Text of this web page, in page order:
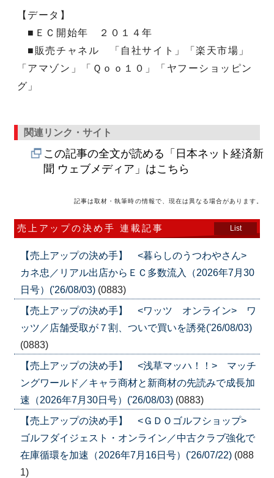
【データ】
■ＥＣ開始年 ２０１４年
■販売チャネル 「自社サイト」「楽天市場」
「アマゾン」「Ｑｏｏ１０」「ヤフーショッピン
グ」
関連リンク・サイト
この記事の全文が読める「日本ネット経済新
聞 ウェブメディア」はこちら
記事は取材・執筆時の情報で、現在は異なる場合があります。
売上アップの決め手 連載記事 List
【売上アップの決め手】 <暮らしのうつわやさん>
カネ忠／リアル出店からＥＣ多数流入（2026年7月30
日号）('26/08/03) (0883)
【売上アップの決め手】 <ワッツ オンライン> ワ
ッツ／店舗受取が７割、ついで買いを誘発('26/08/03)
(0883)
【売上アップの決め手】 <浅草マッハ！！> マッチ
ングワールド／キャラ商材と新商材の先読みで成長加
速（2026年7月30日号）('26/08/03) (0883)
【売上アップの決め手】 <ＧＤＯゴルフショップ>
ゴルフダイジェスト・オンライン／中古クラブ強化で
在庫循環を加速（2026年7月16日号）('26/07/22) (088
1)